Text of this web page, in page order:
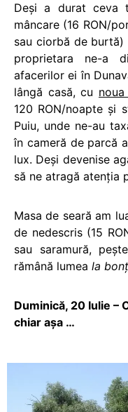
Deşi a durat ceva
mâncare (16 RON/
sau ciorbă de
proprietara ne-a
afacerilor ei în
lângă casă, cu
120 RON/noapte şi
Puiu, unde ne-au
în cameră de parcă
lux. Deşi devenise
să ne atragă atenţia
Masa de seară am
de nedescris (15
sau saramură,
rămână lumea la
Duminică, 20 Iulie –
chiar aşa …